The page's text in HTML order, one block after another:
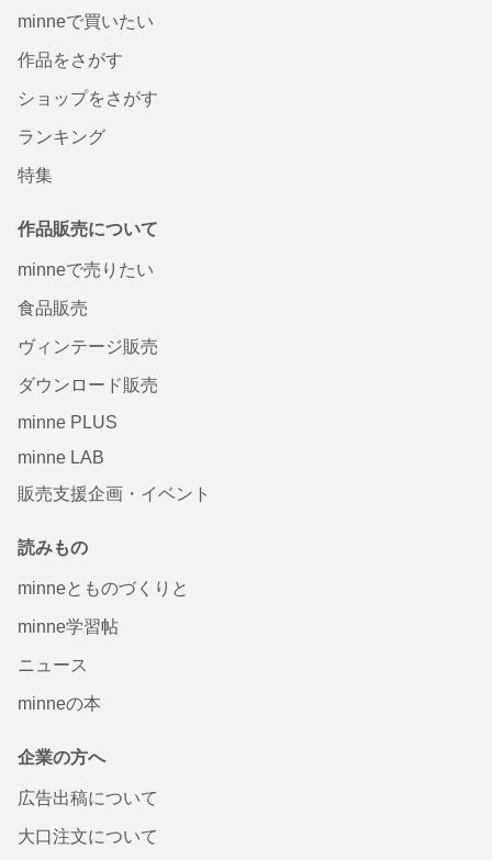
minneで買いたい
作品をさがす
ショップをさがす
ランキング
特集
作品販売について
minneで売りたい
食品販売
ヴィンテージ販売
ダウンロード販売
minne PLUS
minne LAB
販売支援企画・イベント
読みもの
minneとものづくりと
minne学習帖
ニュース
minneの本
企業の方へ
広告出稿について
大口注文について